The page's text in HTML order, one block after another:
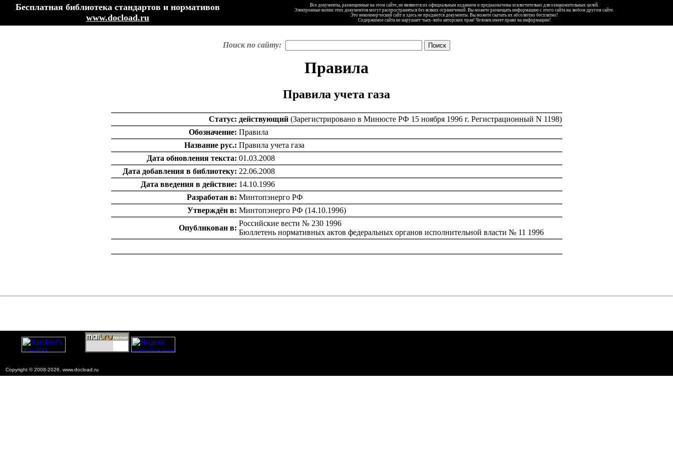
Бесплатная библиотека стандартов и нормативов
www.docload.ru
Все документы, размещенные на этом сайте, не являются их официальным изданием и предназначены исключительно для ознакомительных целей.
Электронные копии этих документов могут распространяться без всяких ограничений. Вы можете размещать информацию с этого сайта на любом другом сайте.
Это некоммерческий сайт и здесь не продаются документы. Вы можете скачать их абсолютно бесплатно!
Содержимое сайта не нарушает чьих-либо авторских прав! Человек имеет право на информацию!
Поиск по сайту:
Правила
Правила учета газа
Статус: действующий(Зарегистрировано в Минюсте РФ 15 ноября 1996 г. Регистрационный N 1198)
Обозначение: Правила
Название рус.: Правила учета газа
Дата обновления текста: 01.03.2008
Дата добавления в библиотеку: 22.06.2008
Дата введения в действие: 14.10.1996
Разработан в: Минтопэнерго РФ
Утверждён в: Минтопэнерго РФ (14.10.1996)
Опубликован в:
Российские вести № 230 1996
Бюллетень нормативных актов федеральных органов исполнительной власти № 11 1996
Copyright © 2008-2026, www.docload.ru